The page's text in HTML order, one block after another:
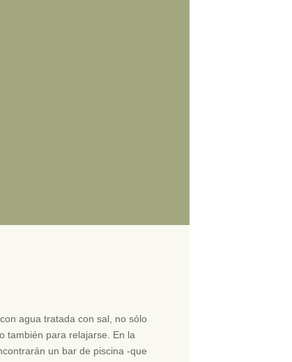
agua tratada con sal, no sólo
también para relajarse. En la
un bar de piscina -que